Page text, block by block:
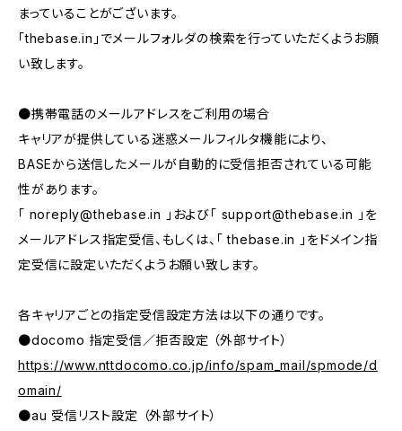
まっていることがございます。
「thebase.in」でメールフォルダの検索を行っていただくようお願
い致します。
●携帯電話のメールアドレスをご利用の場合
キャリアが提供している迷惑メールフィルタ機能により、
BASEから送信したメールが自動的に受信拒否されている可能
性があります。
「 noreply@thebase.in 」および「 support@thebase.in
」を
メールアドレス指定受信、もしくは、「 thebase.in 」をドメイン指
定受信に設定いただくようお願い致します。
各キャリアごとの指定受信設定方法は以下の通りです。
●docomo 指定受信／拒否設定 （外部サイト）
https://www.nttdocomo.co.jp/info/spam_mail/spmode/d
omain/
●au 受信リスト設定 （外部サイト）